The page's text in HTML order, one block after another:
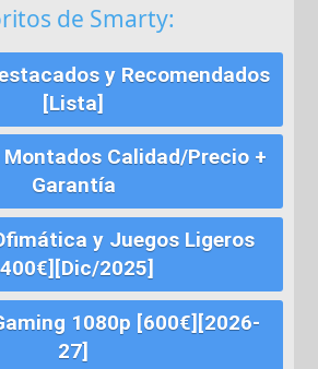
de Smarty:
y Recomendados
[Lista]
Montados Calidad/Precio +
Garantía
y Juegos Ligeros
2025]
1080p [600€][2026-
27]